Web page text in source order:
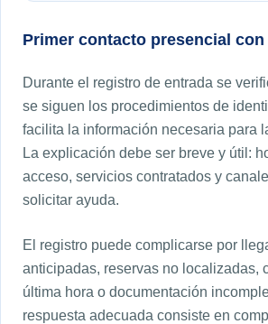
Primer contacto presencial
Durante el registro de entrada se
se siguen los procedimientos de
facilita la información necesaria para
La explicación debe ser breve y útil:
acceso, servicios contratados y
solicitar ayuda.
El registro puede complicarse por
anticipadas, reservas no localizadas,
última hora o documentación
respuesta adecuada consiste en